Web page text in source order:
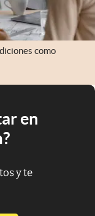
como
en
y te